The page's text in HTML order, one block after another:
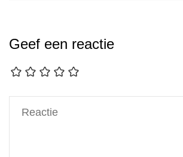
Geef een reactie